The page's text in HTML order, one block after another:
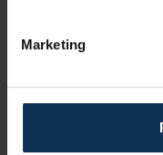
Marketing
Presentación de